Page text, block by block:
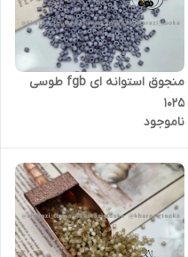
منجوق استوانه ای fgb طوسی
۱۰۲۵
ناموجود